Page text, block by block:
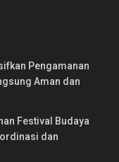
Pengamanan
Aman dan
Festival Budaya
dan